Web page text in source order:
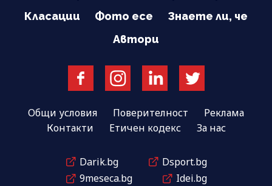
Класации
Фото есе
Знаете ли, че
Автори
Общи условия Поверителност
Реклама
Контакти
Етичен кодекс За нас
Darik.bg
Dsport.bg
9meseca.bg
Idei.bg